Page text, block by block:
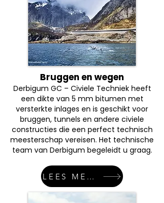
Bruggen en wegen
Derbigum GC – Civiele Techniek heeft
een dikte van 5 mm bitumen met
versterkte inlages en is geschikt voor
bruggen, tunnels en andere civiele
constructies die een perfect technisch
meesterschap vereisen. Het technische
team van Derbigum begeleidt u graag.
LEES MEER